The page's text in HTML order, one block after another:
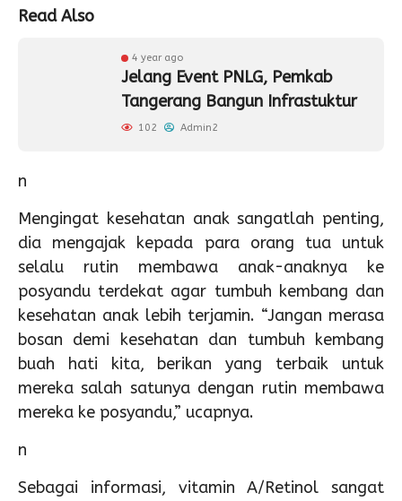
Read Also
4 year ago
Jelang Event PNLG, Pemkab
Tangerang Bangun Infrastuktur
102 Admin2
n
Mengingat kesehatan anak sangatlah penting,
dia mengajak kepada para orang tua untuk
selalu rutin membawa anak-anaknya ke
posyandu terdekat agar tumbuh kembang dan
kesehatan anak lebih terjamin. “Jangan merasa
bosan demi kesehatan dan tumbuh kembang
buah hati kita, berikan yang terbaik untuk
mereka salah satunya dengan rutin membawa
mereka ke posyandu,” ucapnya.
n
Sebagai informasi, vitamin A/Retinol sangat